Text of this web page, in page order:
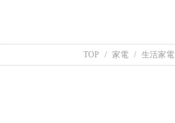
TOP 家電 生活家電